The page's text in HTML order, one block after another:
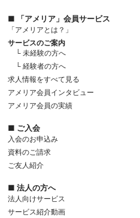
■ 「アメリア」会員サービス
「アメリアとは？」
サービスのご案内
└ 未経験の方へ
└ 経験者の方へ
求人情報をすべて見る
アメリア会員インタビュー
アメリア会員の実績
■ ご入会
入会のお申込み
資料のご請求
ご友人紹介
■ 法人の方へ
法人向けサービス
サービス紹介動画